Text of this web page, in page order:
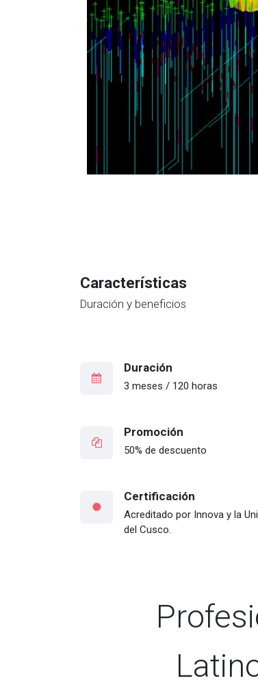
Características
Duración y beneficios
Duración
3 meses / 120 horas
Promoción
50% de descuento
Certificación
Acreditado por Innova y la
del Cusco.